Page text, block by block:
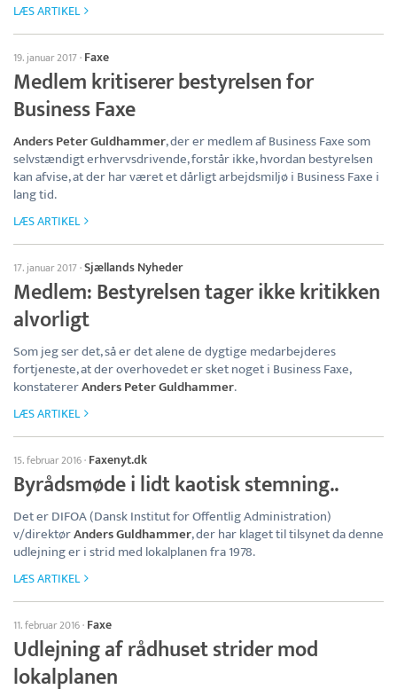
LÆS ARTIKEL
19. januar 2017· Faxe
Medlem kritiserer bestyrelsen for
Business Faxe
Anders Peter Guldhammer, der er medlem af Business Faxe som
selvstændigt erhvervsdrivende, forstår ikke, hvordan bestyrelsen
kan afvise, at der har været et dårligt arbejdsmiljø i Business Faxe i
lang tid.
LÆS ARTIKEL
17. januar 2017·Sjællands Nyheder
Medlem: Bestyrelsen tager ikke kritikken
alvorligt
Som jeg ser det, så er det alene de dygtige medarbejderes
fortjeneste, at der overhovedet er sket noget i Business Faxe,
konstatererAnders Peter Guldhammer.
LÆS ARTIKEL
15. februar 2016· Faxenyt.dk
Byrådsmøde i lidt kaotisk stemning..
Det er DIFOA (Dansk Institut for Offentlig Administration)
v/direktørAnders Guldhammer, der har klaget til tilsynet da denne
udlejning er i strid med lokalplanen fra 1978.
LÆS ARTIKEL
11. februar 2016· Faxe
Udlejning af rådhuset strider mod
lokalplanen